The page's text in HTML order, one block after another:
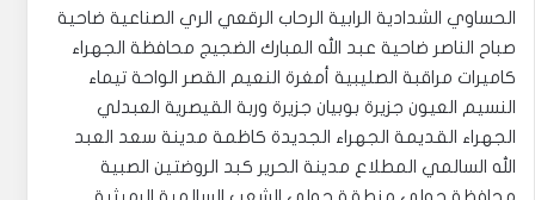
الحساوي الشدادية الرابية الرحاب الرقعي الري الصناعية ضاحية
صباح الناصر ضاحية عبد الله المبارك الضجيج محافظة الجهراء
كاميرات مراقبة الصليبية أمغرة النعيم القصر الواحة تيماء
النسيم العيون جزيرة بوبيان جزيرة وربة القيصرية العبدلي
الجهراء القديمة الجهراء الجديدة كاظمة مدينة سعد العبد
الله السالمي المطلاع مدينة الحرير كبد الروضتين الصبية